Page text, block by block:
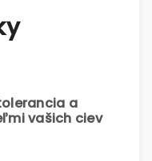
a
vašich ciev